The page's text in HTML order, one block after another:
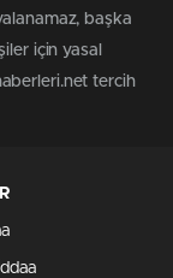
başka
için yasal
tercih